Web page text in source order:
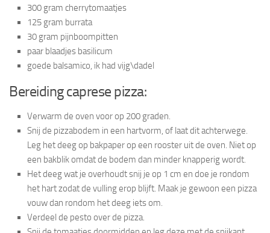
300 gram cherrytomaatjes
125 gram burrata
30 gram pijnboompitten
paar blaadjes basilicum
goede balsamico, ik had vijg\dadel
Bereiding caprese pizza:
Verwarm de oven voor op 200 graden.
Snij de pizzabodem in een hartvorm, of laat dit achterwege.
Leg het deeg op bakpaper op een rooster uit de oven. Niet op
een bakblik omdat de bodem dan minder knapperig wordt.
Het deeg wat je overhoudt snij je op 1 cm en doe je rondom
het hart zodat de vulling erop blijft. Maak je gewoon een pizza
vouw dan rondom het deeg iets om.
Verdeel de pesto over de pizza.